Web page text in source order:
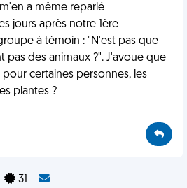
a même reparlé
jours après notre 1ère
à témoin : "N'est pas que
pas des animaux ?". J'avoue que
certaines personnes, les
plantes ?
31